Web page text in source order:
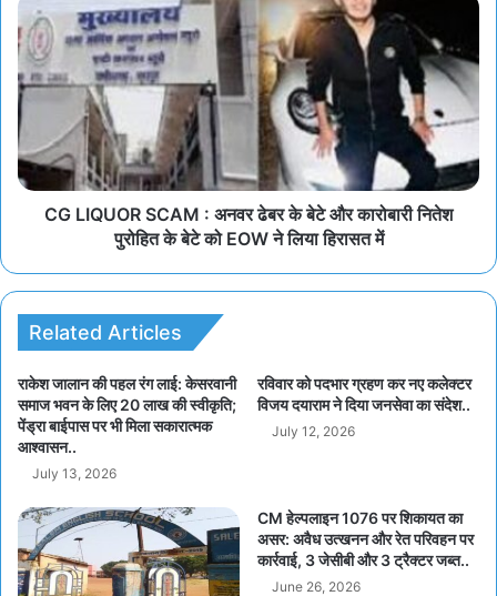
CG LIQUOR SCAM : अनवर ढेबर के बेटे और कारोबारी नितेश
पुरोहित के बेटे को EOW ने लिया हिरासत में
Related Articles
राकेश जालान की पहल रंग लाई: केसरवानी
समाज भवन के लिए 20 लाख की स्वीकृति;
पेंड्रा बाईपास पर भी मिला सकारात्मक
आश्वासन..
July 13, 2026
रविवार को पदभार ग्रहण कर नए कलेक्टर
विजय दयाराम ने दिया जनसेवा का संदेश..
July 12, 2026
CM हेल्पलाइन 1076 पर शिकायत का
असर: अवैध उत्खनन और रेत परिवहन पर
कार्रवाई, 3 जेसीबी और 3 ट्रैक्टर जब्त..
June 26, 2026